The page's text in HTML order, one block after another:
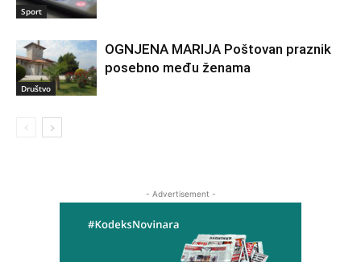
Sport
Društvo
OGNJENA MARIJA Poštovan praznik
posebno među ženama
- Advertisement -